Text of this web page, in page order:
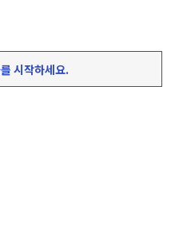
시작하세요.